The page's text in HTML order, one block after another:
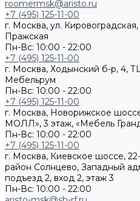
roomermsk@aristo.ru
+7 (495) 125-11-00
г. Москва, ул.
Пражская
Пн-Вс: 10:00 - 22:00
+7 (495) 125-11-00
г. Москва, Ходынский б-р, 4,
Мебельрум
Пн-Вс: 10:00 - 22:00
+7 (495) 125-11-00
г. Москва, Новорижское
МОЛЛ», 3 этаж, «Мебель
Пн-Вс: 10:00 - 22:00
+7 (495) 125-11-00
г. Москва, Киевское шоссе,
район Солнцево, Западный
подъезд 2, вход 2, этаж 3
Пн-Вс: 10:00 - 22:00